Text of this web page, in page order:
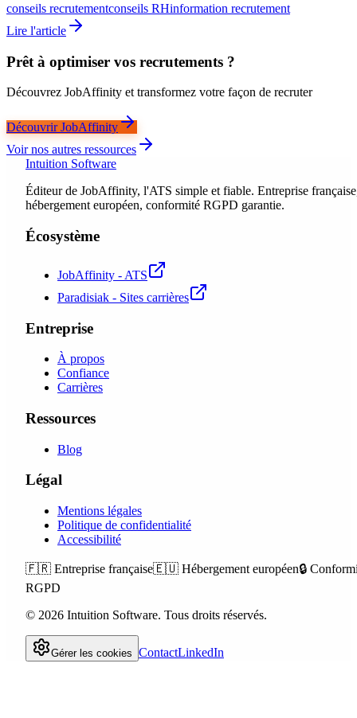
conseils recrutementconseils RHinformation recrutement
Lire l'article
Prêt à optimiser vos recrutements ?
Découvrez JobAffinity et transformez votre façon de recruter
Découvrir JobAffinity
Voir nos autres ressources
Intuition Software
Éditeur de JobAffinity, l'ATS simple et fiable. Entreprise
hébergement européen, conformité RGPD garantie.
Écosystème
JobAffinity - ATS
Paradisiak - Sites carrières
Entreprise
À propos
Confiance
Carrières
Ressources
Blog
Légal
Mentions légales
Politique de confidentialité
Accessibilité
🇫🇷 Entreprise française🇪🇺 Hébergement européen🔒
RGPD
© 2026 Intuition Software. Tous droits réservés.
Gérer les cookies ContactLinkedIn